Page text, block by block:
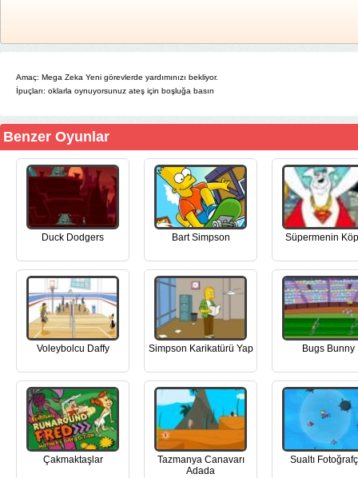
Amaç: Mega Zeka Yeni görevlerde yardımınızı bekliyor.
İpuçları: oklarla oynuyorsunuz ateş için boşluğa basın
Benzer Oyunlar
Duck Dodgers Bart Simpson Süpermenin
Voleybolcu Daffy Simpson Karikatürü Yap Bugs Bunny
Çakmaktaşlar
Tazmanya Canavarı
Adada
Sualtı